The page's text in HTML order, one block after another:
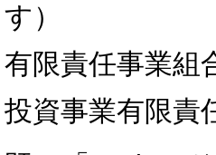
す）
有限責任事業組
投資事業有限責